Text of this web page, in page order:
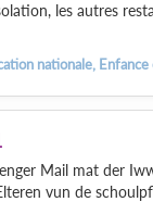
les autres
nationale,
Mail mat der
vun de